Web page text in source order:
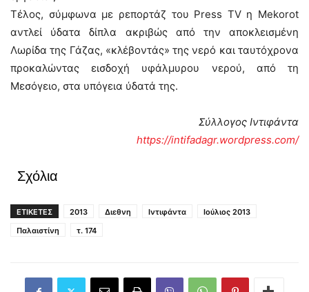
Τέλος, σύμφωνα με ρεπορτάζ του Press TV η Mekorot
αντλεί ύδατα δίπλα ακριβώς από την αποκλεισμένη
Λωρίδα της Γάζας, «κλέβοντάς» της νερό και ταυτόχρονα
προκαλώντας εισδοχή υφάλμυρου νερού, από τη
Μεσόγειο, στα υπόγεια ύδατά της.
Σύλλογος Ιντιφάντα
https://intifadagr.wordpress.com/
Σχόλια
ΕΤΙΚΕΤΕΣ 2013 Διεθνη Ιντιφάντα
Ιούλιος 2013
Παλαιστίνη
τ. 174